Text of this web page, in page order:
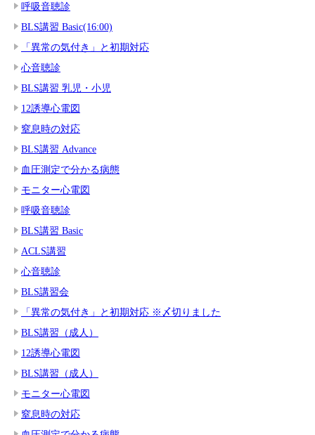
呼吸音聴診
BLS講習 Basic(16:00)
「異常の気付き」と初期対応
心音聴診
BLS講習 乳児・小児
12誘導心電図
窒息時の対応
BLS講習 Advance
血圧測定で分かる病態
モニター心電図
呼吸音聴診
BLS講習 Basic
ACLS講習
心音聴診
BLS講習会
「異常の気付き」と初期対応 ※〆切りました
BLS講習（成人）
12誘導心電図
BLS講習（成人）
モニター心電図
窒息時の対応